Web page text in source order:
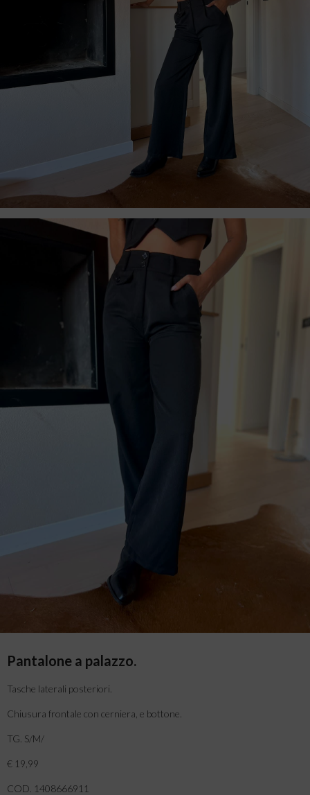
Pantalone a palazzo.
Tasche laterali posteriori.
Chiusura frontale con cerniera, e bottone.
TG. S/M/
€ 19,99
COD. 1408666911